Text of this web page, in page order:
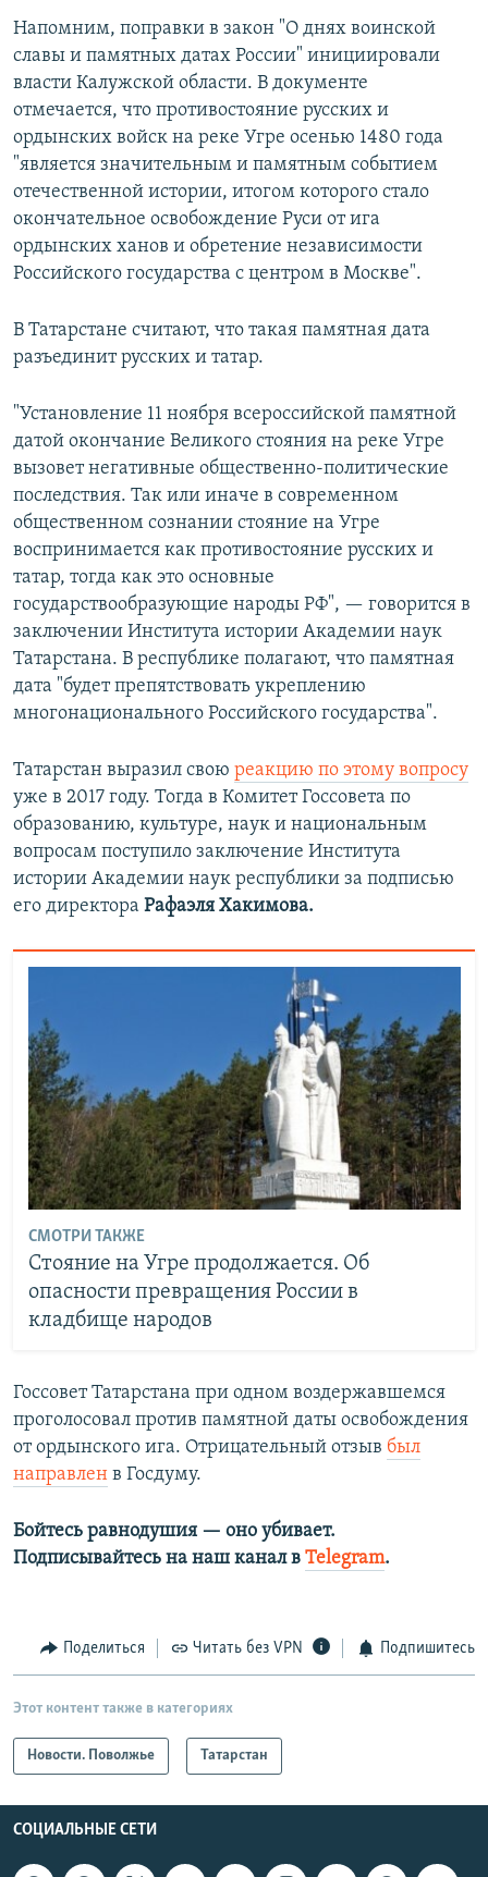
Напомним, поправки в закон "О днях воинской
славы и памятных датах России" инициировали
власти Калужской области. В документе
отмечается, что противостояние русских и
ордынских войск на реке Угре осенью 1480 года
"является значительным и памятным событием
отечественной истории, итогом которого стало
окончательное освобождение Руси от ига
ордынских ханов и обретение независимости
Российского государства с центром в Москве".
В Татарстане считают, что такая памятная дата
разъединит русских и татар.
"Установление 11 ноября всероссийской памятной
датой окончание Великого стояния на реке Угре
вызовет негативные общественно-политические
последствия. Так или иначе в современном
общественном сознании стояние на Угре
воспринимается как противостояние русских и
татар, тогда как это основные
государствообразующие народы РФ", — говорится в
заключении Института истории Академии наук
Татарстана. В республике полагают, что памятная
дата "будет препятствовать укреплению
многонационального Российского государства".
Татарстан выразил свою реакцию по этому вопросу
уже в 2017 году. Тогда в Комитет Госсовета по
образованию, культуре, наук и национальным
вопросам поступило заключение Института
истории Академии наук республики за подписью
его директора Рафаэля Хакимова.
СМОТРИ ТАКЖЕ
Стояние на Угре продолжается. Об
опасности превращения России в
кладбище народов
Госсовет Татарстана при одном воздержавшемся
проголосовал против памятной даты освобождения
от ордынского ига​. Отрицательный отзыв был
направлен в Госдуму.​
Бойтесь равнодушия — оно убивает.
Подписывайтесь на наш канал в Telegram.
Поделиться Читать без VPN Подпишитесь
Этот контент также в категориях
Новости. Поволжье Татарстан
СОЦИАЛЬНЫЕ СЕТИ